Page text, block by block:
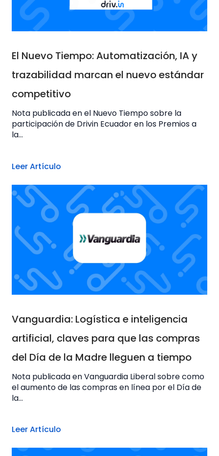
El Nuevo Tiempo: Automatización, IA y
trazabilidad marcan el nuevo estándar
competitivo
Nota publicada en el Nuevo Tiempo sobre la
participación de Drivin Ecuador en los Premios a
la...
Leer Artículo
Vanguardia: Logística e inteligencia
artificial, claves para que las compras
del Día de la Madre lleguen a tiempo
Nota publicada en Vanguardia Liberal sobre como
el aumento de las compras en línea por el Día de
la...
Leer Artículo